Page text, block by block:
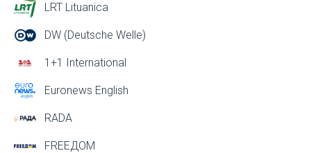
LRT Lituanica
DW (Deutsche Welle)
1+1 International
Euronews English
RADA
FREEДОМ